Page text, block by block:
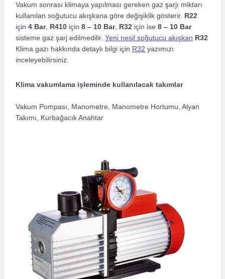
Vakum sonrası klimaya yapılması gereken gaz şarjı miktarı
kullanılan soğutucu akışkana göre değişiklik gösterir. R22
için4 Bar, R410 için8 – 10 Bar, R32 için ise8 – 10 Bar
sisteme gaz şarj edilmedilir.Yeni nesil soğutucu akışkan R32
Klima gazı hakkında detaylı bilgi için R32 yazımızı
inceleyebilirsiniz.
Klima vakumlama işleminde kullanılacak takımlar
Vakum Pompası, Manometre, Manometre Hortumu, Alyan
Takımı, Kurbağacık Anahtar